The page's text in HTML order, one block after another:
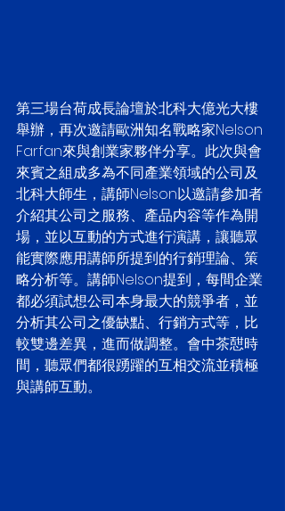
第三場台荷成長論壇於北科大億光大樓
舉辦，再次邀請歐洲知名戰略家Nelson
Farfan來與創業家夥伴分享。此次與會
來賓之組成多為不同產業領域的公司及
北科大師生，講師Nelson以邀請參加者
介紹其公司之服務、產品内容等作為開
場，並以互動的方式進行演講，讓聽眾
能實際應用講師所提到的行銷理論、策
略分析等。講師Nelson提到，每間企業
都必須試想公司本身最大的競爭者，並
分析其公司之優缺點、行銷方式等，比
較雙邊差異，進而做調整。會中茶憇時
間，聽眾們都很踴躍的互相交流並積極
與講師互動。